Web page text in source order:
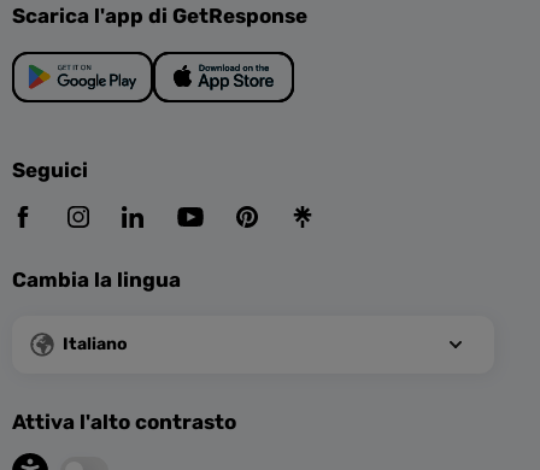
Scarica l'app di GetResponse
Seguici
Cambia la lingua
Italiano
Attiva l'alto contrasto